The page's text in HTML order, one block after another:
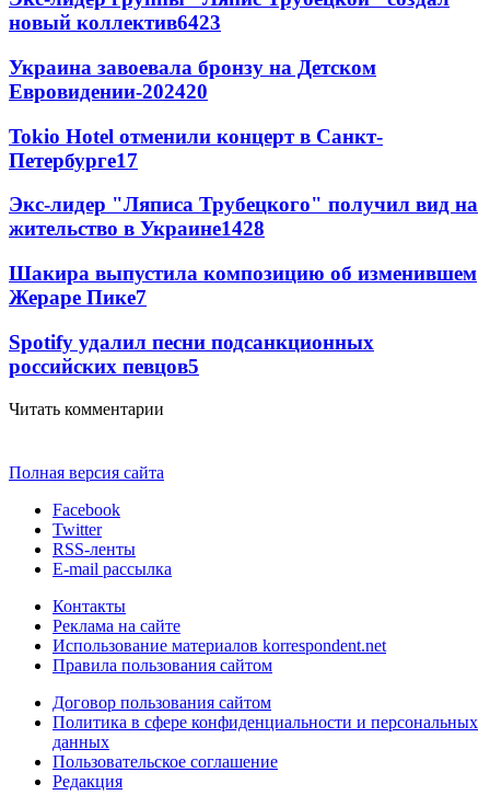
новый коллектив6423
Украина завоевала бронзу на Детском
Евровидении-202420
Tokio Hotel отменили концерт в Санкт-
Петербурге17
Экс-лидер "Ляписа Трубецкого" получил вид на
жительство в Украине1428
Шакира выпустила композицию об изменившем
Жераре Пике7
Spotify удалил песни подсанкционных
российских певцов5
Читать комментарии
Полная версия сайта
Facebook
Twitter
RSS-ленты
E-mail рассылка
Контакты
Реклама на сайте
Использование материалов korrespondent.net
Правила пользования сайтом
Договор пользования сайтом
Политика в сфере конфиденциальности и персональных
данных
Пользовательское соглашение
Редакция